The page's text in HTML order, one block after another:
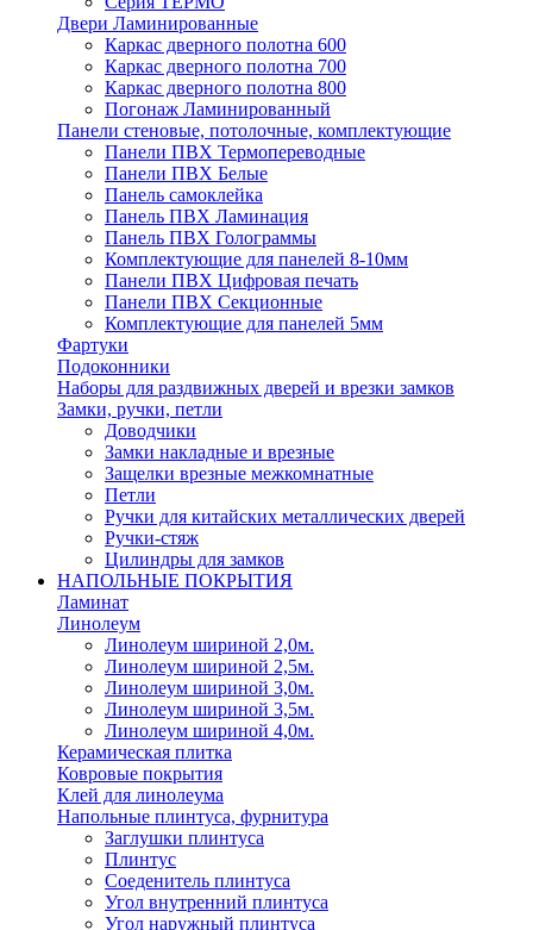
Двери Ламинированные
Каркас дверного полотна 600
Каркас дверного полотна 700
Каркас дверного полотна 800
Погонаж Ламинированный
Панели стеновые, потолочные, комплектующие
Панели ПВХ Термопереводные
Панели ПВХ Белые
Панель самоклейка
Панель ПВХ Ламинация
Панель ПВХ Голограммы
Комплектующие для панелей 8-10мм
Панели ПВХ Цифровая печать
Панели ПВХ Секционные
Комплектующие для панелей 5мм
Фартуки
Подоконники
Наборы для раздвижных дверей и врезки замков
Замки, ручки, петли
Доводчики
Замки накладные и врезные
Защелки врезные межкомнатные
Петли
Ручки для китайских металлических дверей
Ручки-стяж
Цилиндры для замков
НАПОЛЬНЫЕ ПОКРЫТИЯ
Ламинат
Линолеум
Линолеум шириной 2,0м.
Линолеум шириной 2,5м.
Линолеум шириной 3,0м.
Линолеум шириной 3,5м.
Линолеум шириной 4,0м.
Керамическая плитка
Ковровые покрытия
Клей для линолеума
Напольные плинтуса, фурнитура
Заглушки плинтуса
Плинтус
Соеденитель плинтуса
Угол внутренний плинтуса
Угол наружный плинтуса